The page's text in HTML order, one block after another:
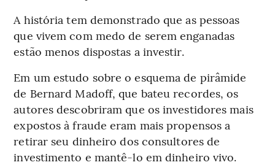
A história tem demonstrado que as pessoas
que vivem com medo de serem enganadas
estão menos dispostas a investir.
Em um estudo sobre o esquema de pirâmide
de Bernard Madoff, que bateu recordes, os
autores descobriram que os investidores mais
expostos à fraude eram mais propensos a
retirar seu dinheiro dos consultores de
investimento e mantê-lo em dinheiro vivo.